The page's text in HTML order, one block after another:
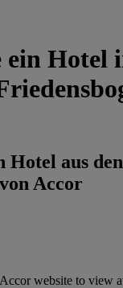
ein Hotel
Hotel aus
Accor
website to view